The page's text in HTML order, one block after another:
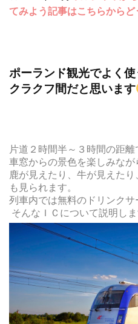
てみよう記事はこちらからど
ポーランド観光でよく
クラクフ間だと思います
片道２時間半～３時間の距離
車窓からの景色を楽しみなが
鹿が見えたり、牛が見えた
も見られます。
列車内では無料のドリンクサ
そんなＩＣについて説明しま